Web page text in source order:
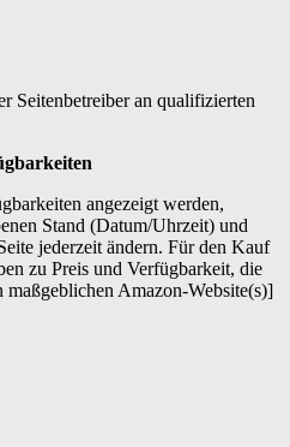
Seitenbetreiber an qualifizierten
angezeigt werden,
Stand (Datum/Uhrzeit) und
jederzeit ändern. Für den Kauf
zu Preis und Verfügbarkeit, die
Amazon-Website(s)]